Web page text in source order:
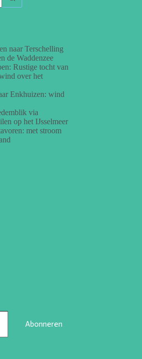
naar Terschelling
de Waddenzee
Rustige tocht van
over het
Enkhuizen: wind
via
op het IJsselmeer
met stroom
Abonneren